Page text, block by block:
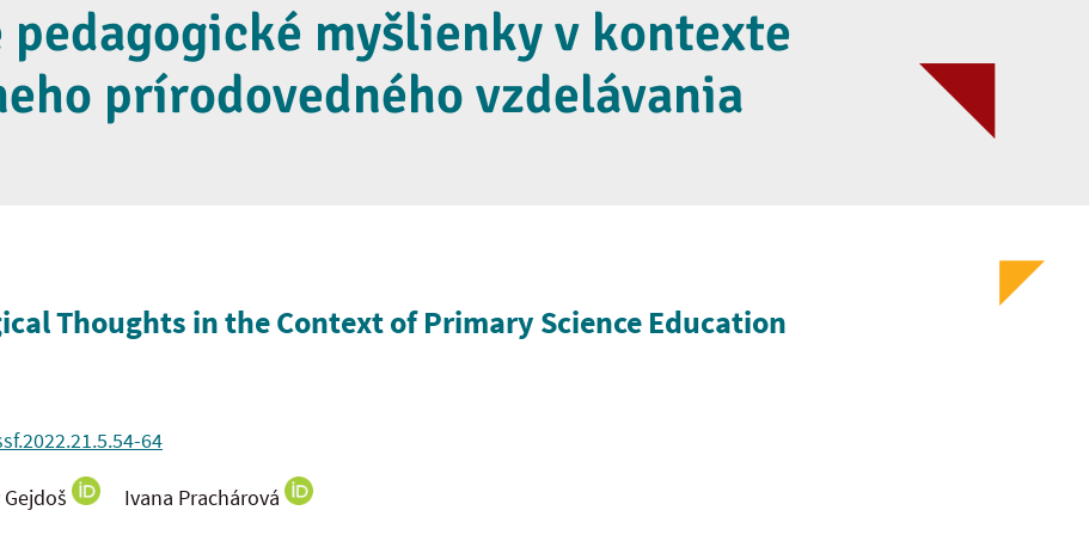
pedagogické myšlienky v kontexte
prírodovedného vzdelávania
Thoughts in the Context of Primary Science Education
64
Ivana Prachárová